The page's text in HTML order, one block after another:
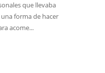
que llevaba
forma de hacer
acome...